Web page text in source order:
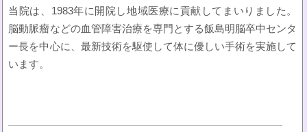
当院は、1983年に開院し地域医療に貢献してまいりました。
脳動脈瘤などの血管障害治療を専門とする飯島明脳卒中センタ
ー長を中心に、最新技術を駆使して体に優しい手術を実施して
います。